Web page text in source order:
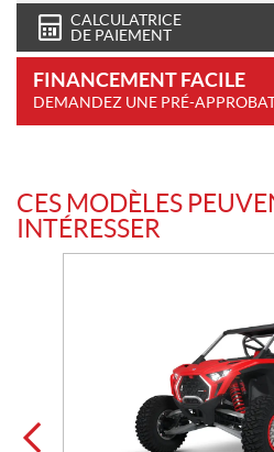
CALCULATRICE
DE PAIEMENT
FINANCEMENT FACILE
DEMANDEZ UNE PRÉ-
CES MODÈLES
INTÉRESSER